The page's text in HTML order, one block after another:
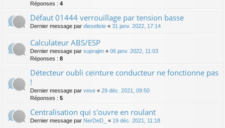
Réponses : 4
Défaut 01444 verrouillage par tension basse
Dernier message par dieseliste « 31 janv. 2022, 17:14
Calculateur ABS/ESP
Dernier message par suprajim « 06 janv. 2022, 11:03
Réponses : 8
Détecteur oubli ceinture conducteur ne fonctionne pas
!
Dernier message par veve « 29 déc. 2021, 09:50
Réponses : 5
Centralisation qui s'ouvre en roulant
Dernier message par NerDeD_ « 19 déc. 2021, 11:18